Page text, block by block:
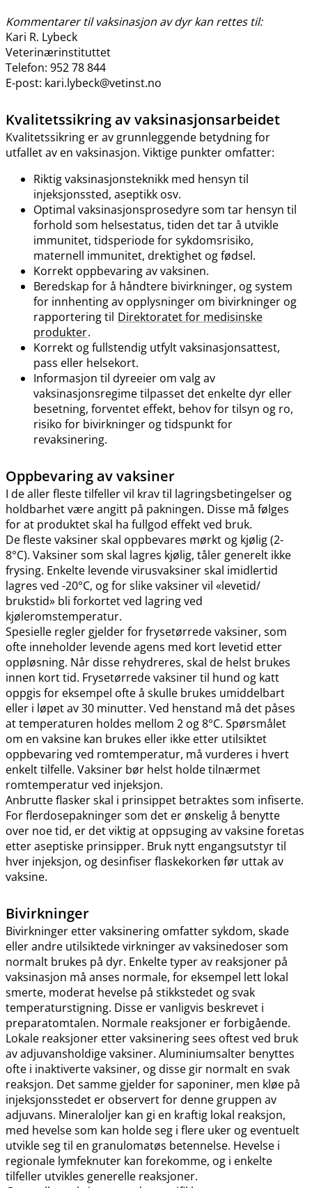
Kommentarer til vaksinasjon av dyr kan rettes til:
Kari R. Lybeck
Veterinærinstituttet
Telefon: 952 78 844
E-post: kari.lybeck@vetinst.no
Kvalitetssikring av vaksinasjonsarbeidet
Kvalitetssikring er av grunnleggende betydning for
utfallet av en vaksinasjon. Viktige punkter omfatter:
Riktig vaksinasjonsteknikk med hensyn til
injeksjonssted, aseptikk osv.
Optimal vaksinasjonsprosedyre som tar hensyn til
forhold som helsestatus, tiden det tar å utvikle
immunitet, tidsperiode for sykdomsrisiko,
maternell immunitet, drektighet og fødsel.
Korrekt oppbevaring av vaksinen.
Beredskap for å håndtere bivirkninger, og system
for innhenting av opplysninger om bivirkninger og
rapportering til Direktoratet for medisinske
produkter.
Korrekt og fullstendig utfylt vaksinasjonsattest,
pass eller helsekort.
Informasjon til dyreeier om valg av
vaksinasjonsregime tilpasset det enkelte dyr eller
besetning, forventet effekt, behov for tilsyn og ro,
risiko for bivirkninger og tidspunkt for
revaksinering.
Oppbevaring av vaksiner
I de aller fleste tilfeller vil krav til lagringsbetingelser og
holdbarhet være angitt på pakningen. Disse må følges
for at produktet skal ha fullgod effekt ved bruk.
De fleste vaksiner skal oppbevares mørkt og kjølig (2-
8°C). Vaksiner som skal lagres kjølig, tåler generelt ikke
frysing. Enkelte levende virusvaksiner skal imidlertid
lagres ved -20°C, og for slike vaksiner vil «levetid​/​
brukstid» bli forkortet ved lagring ved
kjøleromstemperatur.
Spesielle regler gjelder for frysetørrede vaksiner, som
ofte inneholder levende agens med kort levetid etter
oppløsning. Når disse rehydreres, skal de helst brukes
innen kort tid. Frysetørrede vaksiner til hund og katt
oppgis for eksempel ofte å skulle brukes umiddelbart
eller i løpet av 30 minutter. Ved henstand må det påses
at temperaturen holdes mellom 2 og 8°C. Spørsmålet
om en vaksine kan brukes eller ikke etter utilsiktet
oppbevaring ved romtemperatur, må vurderes i hvert
enkelt tilfelle. Vaksiner bør helst holde tilnærmet
romtemperatur ved injeksjon.
Anbrutte flasker skal i prinsippet betraktes som infiserte.
For flerdosepakninger som det er ønskelig å benytte
over noe tid, er det viktig at oppsuging av vaksine foretas
etter aseptiske prinsipper. Bruk nytt engangsutstyr til
hver injeksjon, og desinfiser flaskekorken før uttak av
vaksine.
Bivirkninger
Bivirkninger etter vaksinering omfatter sykdom, skade
eller andre utilsiktede virkninger av vaksinedoser som
normalt brukes på dyr. Enkelte typer av reaksjoner på
vaksinasjon må anses normale, for eksempel lett lokal
smerte, moderat hevelse på stikkstedet og svak
temperaturstigning. Disse er vanligvis beskrevet i
preparatomtalen. Normale reaksjoner er forbigående.
Lokale reaksjoner etter vaksinering sees oftest ved bruk
av adjuvansholdige vaksiner. Aluminiumsalter benyttes
ofte i inaktiverte vaksiner, og disse gir normalt en svak
reaksjon. Det samme gjelder for saponiner, men kløe på
injeksjonsstedet er observert for denne gruppen av
adjuvans. Mineraloljer kan gi en kraftig lokal reaksjon,
med hevelse som kan holde seg i flere uker og eventuelt
utvikle seg til en granulomatøs betennelse. Hevelse i
regionale lymfeknuter kan forekomme, og i enkelte
tilfeller utvikles generelle reaksjoner.